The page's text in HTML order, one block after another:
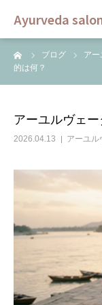
Ayurveda
ブログ ア
的は何？
アーユルヴェ
2026.04.13 アーユル
HOME
スクール